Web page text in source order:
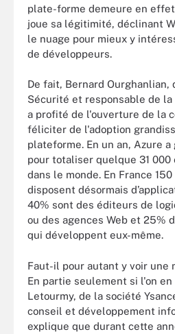
plate-forme demeure en
joue sa légitimité, déclinant
le nuage pour mieux y
de développeurs.
De fait, Bernard Ourghanlian,
Sécurité et responsable de
a profité de l'ouverture de la
féliciter de l'adoption
plateforme. En un an, Azure
pour totaliser quelque 31
dans le monde. En France
disposent désormais
40% sont des éditeurs de
ou des agences Web et 25%
qui développent eux-même.
Faut-il pour autant y voir une
En partie seulement si l'on
Letourmy, de la société
conseil et développement
explique que durant cette